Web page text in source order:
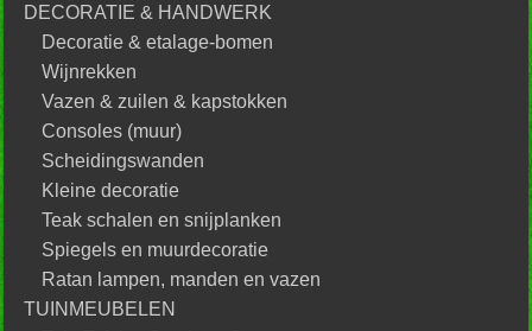
DECORATIE & HANDWERK
Decoratie & etalage-bomen
Wijnrekken
Vazen & zuilen & kapstokken
Consoles (muur)
Scheidingswanden
Kleine decoratie
Teak schalen en snijplanken
Spiegels en muurdecoratie
Ratan lampen, manden en vazen
TUINMEUBELEN